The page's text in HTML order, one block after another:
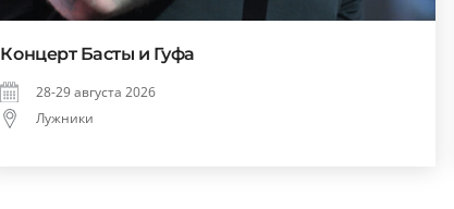
Концерт Басты и Гуфа
28-29 августа 2026
Лужники